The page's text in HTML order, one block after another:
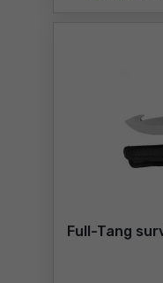
Full-Tang